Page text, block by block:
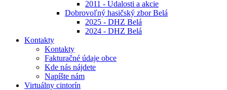
2011 - Udalosti a akcie
Dobrovoľný hasičský zbor Belá
2025 - DHZ Belá
2024 - DHZ Belá
Kontakty
Kontakty
Fakturačné údaje obce
Kde nás nájdete
Napíšte nám
Virtuálny cintorín